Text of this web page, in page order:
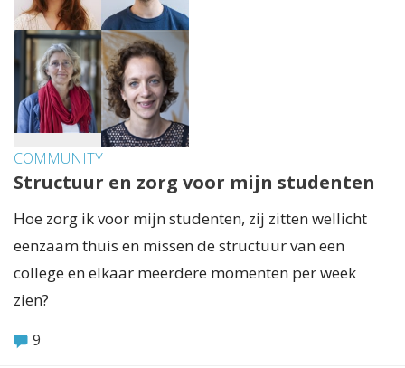
COMMUNITY
Structuur en zorg voor mijn studenten
Hoe zorg ik voor mijn studenten, zij zitten wellicht
eenzaam thuis en missen de structuur van een
college en elkaar meerdere momenten per week
zien?
9